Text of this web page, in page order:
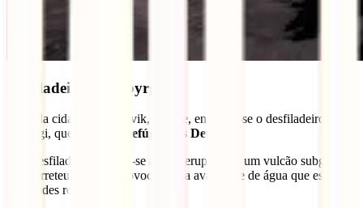
Desfiladeiro de Ásbyrgi
Perto da cidade de Húsavik, a norte, encontra-se o desfiladeiro
Ásbyrgi, que significa
Refúgio dos Deuses.
Este desfiladeiro formou-se após a erupção de um vulcão subglaciar,
que derreteu o gelo e provocou uma avalanche de água que escavou
as paredes rochosas.